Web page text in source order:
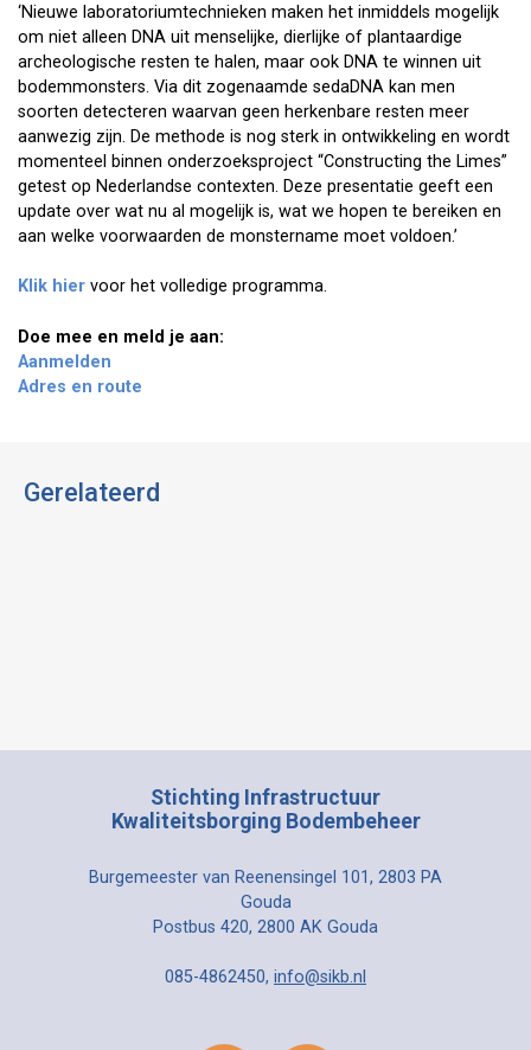
‘Nieuwe laboratoriumtechnieken maken het inmiddels mogelijk
om niet alleen DNA uit menselijke, dierlijke of plantaardige
archeologische resten te halen, maar ook DNA te winnen uit
bodemmonsters. Via dit zogenaamde sedaDNA kan men
soorten detecteren waarvan geen herkenbare resten meer
aanwezig zijn. De methode is nog sterk in ontwikkeling en wordt
momenteel binnen onderzoeksproject “Constructing the Limes”
getest op Nederlandse contexten. Deze presentatie geeft een
update over wat nu al mogelijk is, wat we hopen te bereiken en
aan welke voorwaarden de monstername moet voldoen.’
Klik hier voor het volledige programma.
Doe mee en meld je aan:
Aanmelden
Adres en route
Gerelateerd
Stichting Infrastructuur
Kwaliteitsborging Bodembeheer
Burgemeester van Reenensingel 101, 2803 PA
Gouda
Postbus 420, 2800 AK Gouda
085-4862450, info@sikb.nl